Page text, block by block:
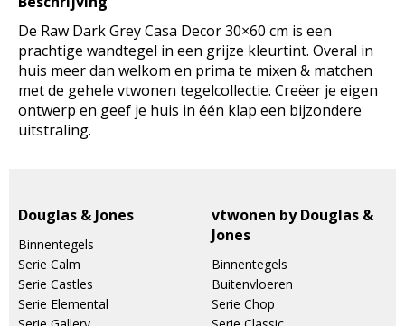
De Raw Dark Grey Casa Decor 30×60 cm is een
prachtige wandtegel in een grijze kleurtint. Overal in
huis meer dan welkom en prima te mixen & matchen
met de gehele vtwonen tegelcollectie. Creëer je eigen
ontwerp en geef je huis in één klap een bijzondere
uitstraling.
Douglas & Jones
Binnentegels
Serie Calm
Serie Castles
Serie Elemental
vtwonen by Douglas &
Jones
Binnentegels
Buitenvloeren
Serie Chop